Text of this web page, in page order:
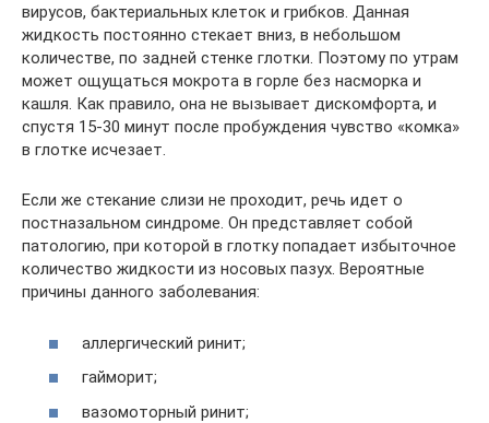
вирусов, бактериальных клеток и грибков. Данная
жидкость постоянно стекает вниз, в небольшом
количестве, по задней стенке глотки. Поэтому по утрам
может ощущаться мокрота в горле без насморка и
кашля. Как правило, она не вызывает дискомфорта, и
спустя 15-30 минут после пробуждения чувство «комка»
в глотке исчезает.
Если же стекание слизи не проходит, речь идет о
постназальном синдроме. Он представляет собой
патологию, при которой в глотку попадает избыточное
количество жидкости из носовых пазух. Вероятные
причины данного заболевания:
аллергический ринит;
гайморит;
вазомоторный ринит;